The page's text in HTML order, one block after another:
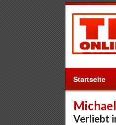
Startseite
Verliebt